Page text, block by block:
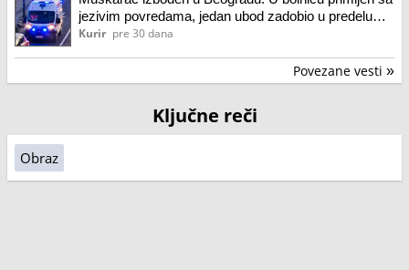
jezivim povredama, jedan ubod zadobio u predelu
lica
Kurir pre 30 dana
Povezane vesti »
Ključne reči
Obraz